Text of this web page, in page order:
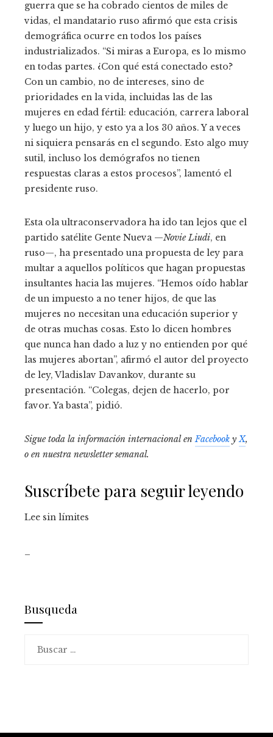
guerra que se ha cobrado cientos de miles de
vidas, el mandatario ruso afirmó que esta crisis
demográfica ocurre en todos los países
industrializados. “Si miras a Europa, es lo mismo
en todas partes. ¿Con qué está conectado esto?
Con un cambio, no de intereses, sino de
prioridades en la vida, incluidas las de las
mujeres en edad fértil: educación, carrera laboral
y luego un hijo, y esto ya a los 30 años. Y a veces
ni siquiera pensarás en el segundo. Esto algo muy
sutil, incluso los demógrafos no tienen
respuestas claras a estos procesos”, lamentó el
presidente ruso.
Esta ola ultraconservadora ha ido tan lejos que el
partido satélite Gente Nueva —Novie Liudi, en
ruso—, ha presentado una propuesta de ley para
multar a aquellos políticos que hagan propuestas
insultantes hacia las mujeres. “Hemos oído hablar
de un impuesto a no tener hijos, de que las
mujeres no necesitan una educación superior y
de otras muchas cosas. Esto lo dicen hombres
que nunca han dado a luz y no entienden por qué
las mujeres abortan”, afirmó el autor del proyecto
de ley, Vladislav Davankov, durante su
presentación. “Colegas, dejen de hacerlo, por
favor. Ya basta”, pidió.
Sigue toda la información internacional enFacebook yX,
o en nuestra newsletter semanal.
Suscríbete para seguir leyendo
Lee sin límites
Busqueda